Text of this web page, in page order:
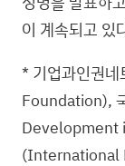
이 계속되고 있
* 기업과인권
Foundation),
Development
(International